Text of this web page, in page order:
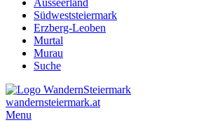
Ausseerland
Südweststeiermark
Erzberg-Leoben
Murtal
Murau
Suche
wandernsteiermark.at
Menu